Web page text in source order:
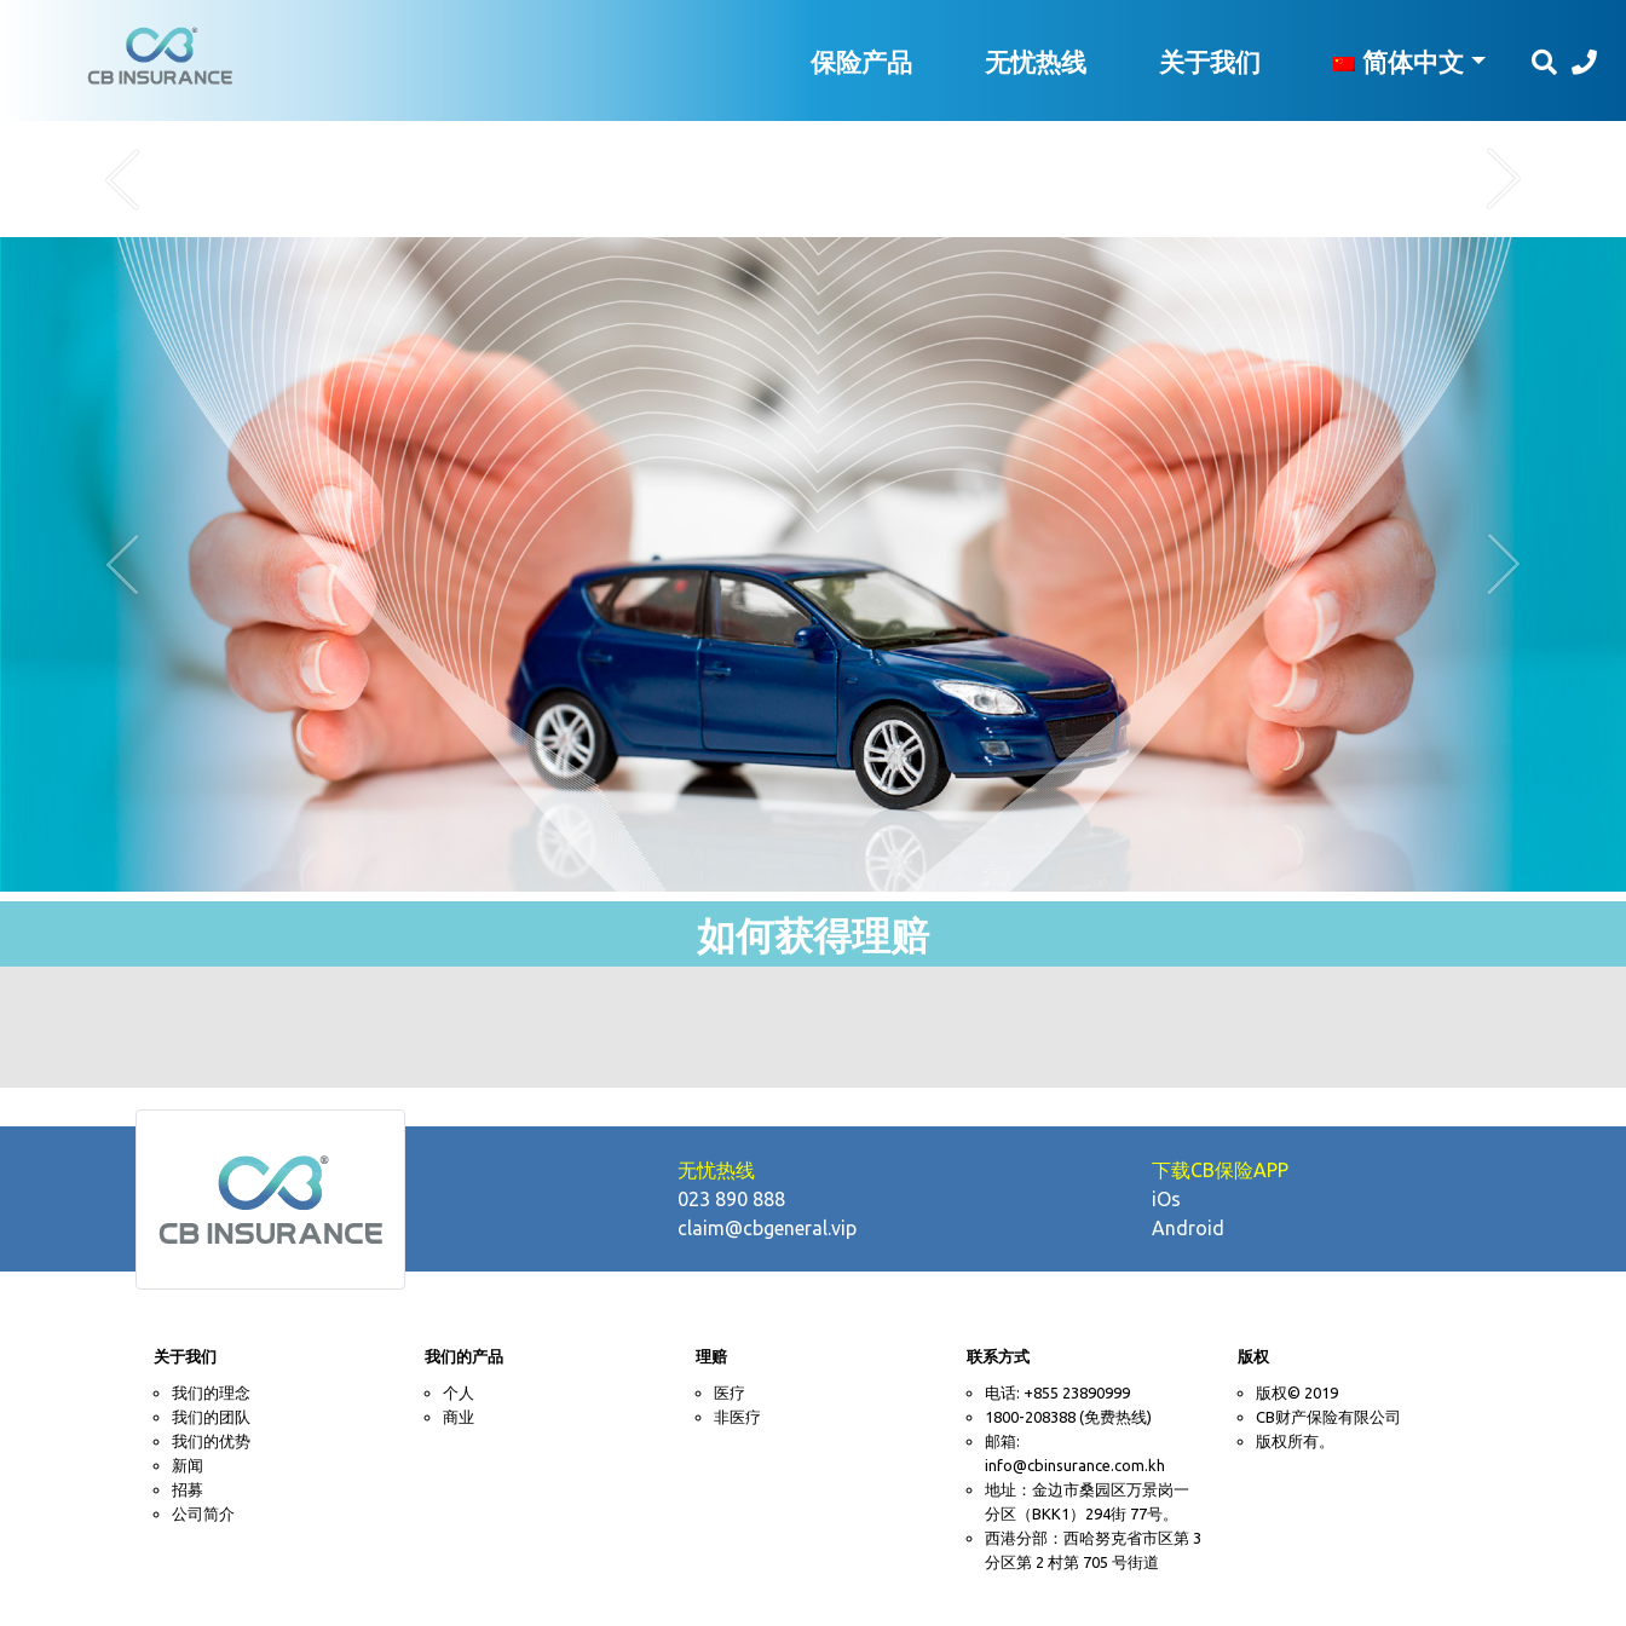
保险产品 无忧热线 关于我们 简体中文
: Illegal string offset 'url' in
如何获得理赔
无忧热线
023 890 888
claim@cbgeneral.vip
下载CB保险APP
iOs
Android
关于我们
我们的理念
我们的团队
我们的优势
新闻
招募
公司简介
我们的产品
个人
商业
理赔
医疗
非医疗
联系方式
电话: +855 23890999
1800-208388 (免费热线)
邮箱:
info@cbinsurance.com.kh
地址：金边市桑园区万景岗一
分区（BKK1）294街 77号。
西港分部：西哈努克省市区第 3
分区第 2 村第 705 号街道
版权
版权© 2019
CB财产保险有限公司
版权所有。